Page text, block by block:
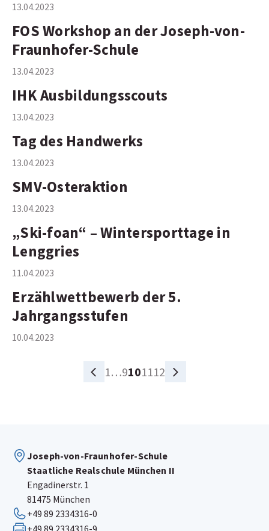
Elternbeirat
13.04.2023
FOS Workshop an der Joseph-von-
Fraunhofer-Schule
13.04.2023
IHK Ausbildungsscouts
13.04.2023
Tag des Handwerks
13.04.2023
SMV-Osteraktion
13.04.2023
„Ski-foan“ – Wintersporttage in
Lenggries
11.04.2023
Erzählwettbewerb der 5.
Jahrgangsstufen
10.04.2023
1…9101112
Joseph-von-Fraunhofer-Schule
Staatliche Realschule München II
Engadinerstr. 1
81475 München
+49 89 2334316-0
+49 89 2334316-9